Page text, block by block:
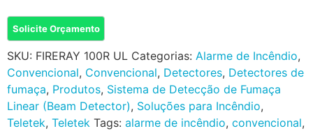
Solicite Orçamento
SKU: FIRERAY 100R UL Categorias: Alarme de Incêndio,
Convencional, Convencional, Detectores, Detectores de
fumaça, Produtos, Sistema de Detecção de Fumaça
Linear (Beam Detector), Soluções para Incêndio,
Teletek, Teletek Tags: alarme de incêndio, convencional,